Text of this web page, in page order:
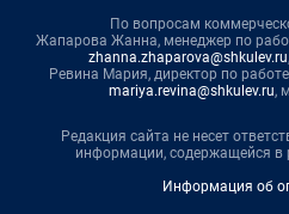
По вопросам
Жапарова Жанна, менеджер по
zhanna.zhaparova@shkulev.ru
Ревина Мария, директор по
mariya.revina@shkulev.ru,
Редакция сайта не несет
информации, содержащейся в
Информация об